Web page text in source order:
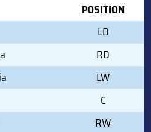
POSITION
LD
RD
LW
C
RW